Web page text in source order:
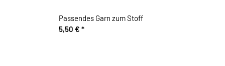
Passendes Garn zum Stoff
5,50 € *